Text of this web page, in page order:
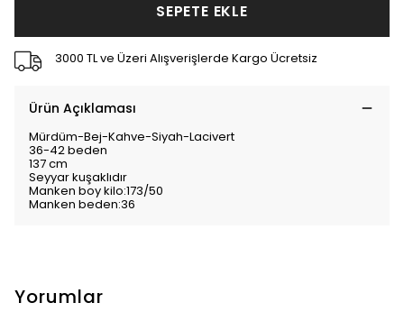
SEPETE EKLE
3000 TL ve Üzeri Alışverişlerde Kargo Ücretsiz
Ürün Açıklaması
Mürdüm-Bej-Kahve-Siyah-Lacivert
36-42 beden
137 cm
Seyyar kuşaklıdır
Manken boy kilo:173/50
Manken beden:36
Yorumlar